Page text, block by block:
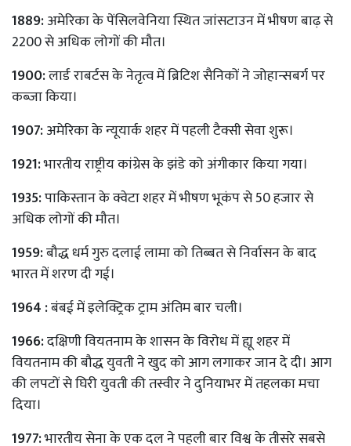
1889:अमेरिका के पेंसिलवेनिया स्थित जांसटाउन में भीषण बाढ़ से
2200 से अधिक लोगों की मौत।
1900:लार्ड राबर्टस के नेतृत्व में ब्रिटिश सैनिकों ने जोहान्सबर्ग पर
कब्जा किया।
1907:अमेरिका के न्यूयार्क शहर में पहली टैक्सी सेवा शुरू।
1921:भारतीय राष्ट्रीय कांग्रेस के झंडे को अंगीकार किया गया।
1935:पाकिस्तान के क्वेटा शहर में भीषण भूकंप से 50 हजार से
अधिक लोगों की मौत।
1959:बौद्ध धर्म गुरु दलाई लामा को तिब्बत से निर्वासन के बाद
भारत में शरण दी गई।
1964 :बंबई में इलेक्ट्रिक ट्राम अंतिम बार चली।
1966:दक्षिणी वियतनाम के शासन के विरोध में ह्यू शहर में
वियतनाम की बौद्ध युवती ने खुद को आग लगाकर जान दे दी। आग
की लपटों से घिरी युवती की तस्वीर ने दुनियाभर में तहलका मचा
दिया।
1977:भारतीय सेना के एक दल ने पहली बार विश्व के तीसरे सबसे